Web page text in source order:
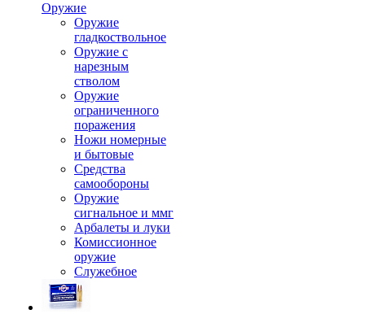
Оружие
Оружие
гладкоствольное
Оружие с
нарезным
стволом
Оружие
ограниченного
поражения
Ножи номерные
и бытовые
Средства
самообороны
Оружие
сигнальное и ммг
Арбалеты и луки
Комиссионное
оружие
Служебное